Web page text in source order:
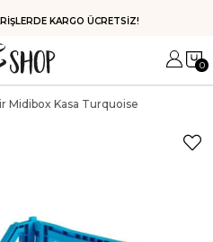
KARGO
0
Midibox Kasa Turquoise